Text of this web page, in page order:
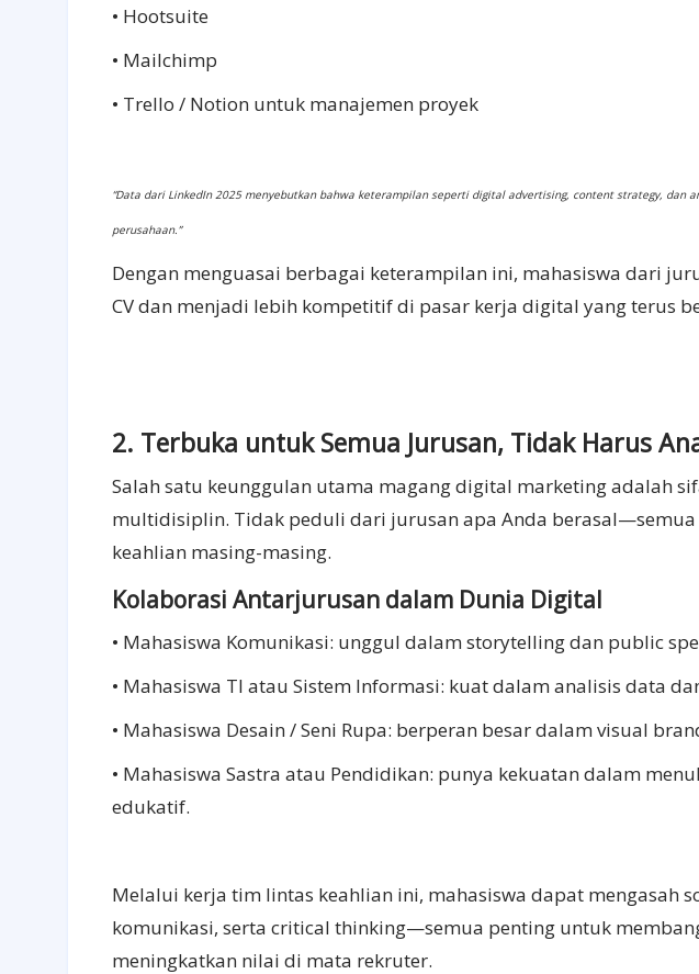
• Hootsuite
• Mailchimp
• Trello / Notion untuk manajemen proyek
“Data dari LinkedIn 2025 menyebutkan bahwa keterampilan seperti digital advertising, content strategy, dan
perusahaan.”
Dengan menguasai berbagai keterampilan ini, mahasiswa dari
CV dan menjadi lebih kompetitif di pasar kerja digital yang terus
2. Terbuka untuk Semua Jurusan, Tidak Harus
Salah satu keunggulan utama magang digital marketing adalah
multidisiplin. Tidak peduli dari jurusan apa Anda
keahlian masing-masing.
Kolaborasi Antarjurusan dalam Dunia Digital
• Mahasiswa Komunikasi: unggul dalam storytelling dan public
• Mahasiswa TI atau Sistem Informasi: kuat dalam analisis data
• Mahasiswa Desain / Seni Rupa: berperan besar dalam visual
• Mahasiswa Sastra atau Pendidikan: punya kekuatan dalam
edukatif.
Melalui kerja tim lintas keahlian ini, mahasiswa dapat mengasah
komunikasi, serta critical thinking—semua penting untuk
meningkatkan nilai di mata rekruter.